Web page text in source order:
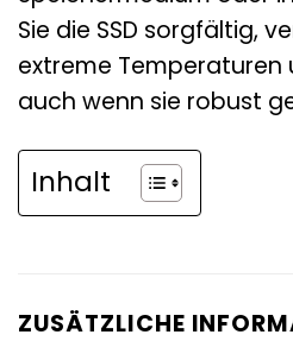
Sie die SSD sorgfältig,
extreme Temperaturen
auch wenn sie robust
Inhalt
ZUSÄTZLICHE